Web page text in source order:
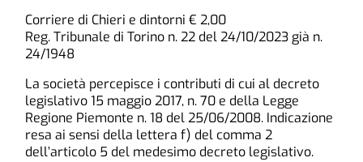
Corriere di Chieri e dintorni € 2,00
Reg. Tribunale di Torino n. 22 del 24/10/2023 già n.
24/1948
La società percepisce i contributi di cui al decreto
legislativo 15 maggio 2017, n. 70 e della Legge
Regione Piemonte n. 18 del 25/06/2008. Indicazione
resa ai sensi della lettera f) del comma 2
dell’articolo 5 del medesimo decreto legislativo.